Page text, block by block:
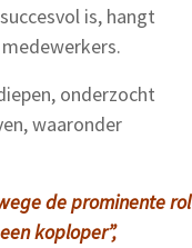
is, hangt
onderzocht
waaronder
de prominente rol
koploper”,